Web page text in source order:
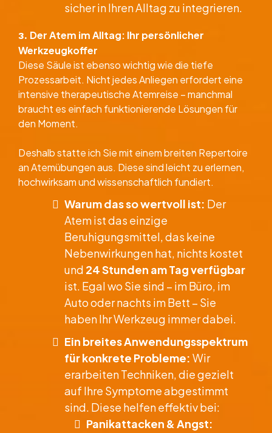
sicher in Ihren Alltag zu integrieren.
​3. Der Atem im Alltag: Ihr persönlicher
Werkzeugkoffer
​Diese Säule ist ebenso wichtig wie die tiefe
Prozessarbeit. Nicht jedes Anliegen erfordert eine
intensive therapeutische Atemreise – manchmal
braucht es einfach funktionierende Lösungen für
den Moment.
Deshalb statte ich Sie mit einem breiten Repertoire
an Atemübungen aus. Diese sind leicht zu erlernen,
hochwirksam und wissenschaftlich fundiert.
Warum das so wertvoll ist: Der
Atem ist das einzige
Beruhigungsmittel, das keine
Nebenwirkungen hat, nichts kostet
und 24 Stunden am Tag verfügbar
ist. Egal wo Sie sind – im Büro, im
Auto oder nachts im Bett – Sie
haben Ihr Werkzeug immer dabei.
Ein breites Anwendungsspektrum
für konkrete Probleme: Wir
erarbeiten Techniken, die gezielt
auf Ihre Symptome abgestimmt
sind. Diese helfen effektiv bei:
​Panikattacken & Angst: